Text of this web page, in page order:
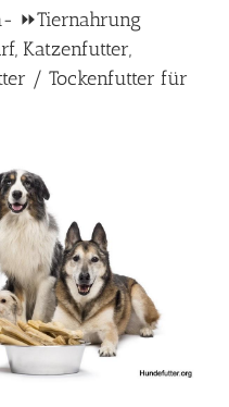
⏩Tiernahrung
Katzenfutter,
/ Tockenfutter für